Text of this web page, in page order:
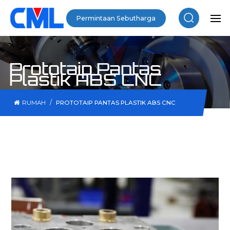
Permintaan Sebutharga
Prototaip Pantas
Plastik ABS CNC
RUMAH / PROTOTAIP PANTAS PLASTIK ABS CNC